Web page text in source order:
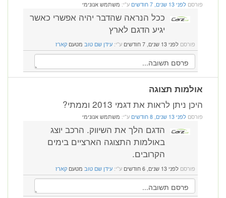
פורסם לפני 13 שנים, 7 חודשים ע"י: משתמש אנונימי
ככל הנראה שהדבר יהיה אפשרי כאשר
יגיע הדגם לארץ
פורסם לפני 13 שנים, 7 חודשים ע"י: עידן שם טוב מטעם קארז
אולמות תצוגה
היכן ניתן לראות את דגמי 2013 וממתי?
פורסם לפני 13 שנים, 8 חודשים ע"י: משתמש אנונימי
הדגם הלך את השיווק. הרכב יוצג
באולמות התצוגה הארציים בימים
הקרובים.
פורסם לפני 13 שנים, 6 חודשים ע"י: עידן שם טוב מטעם קארז